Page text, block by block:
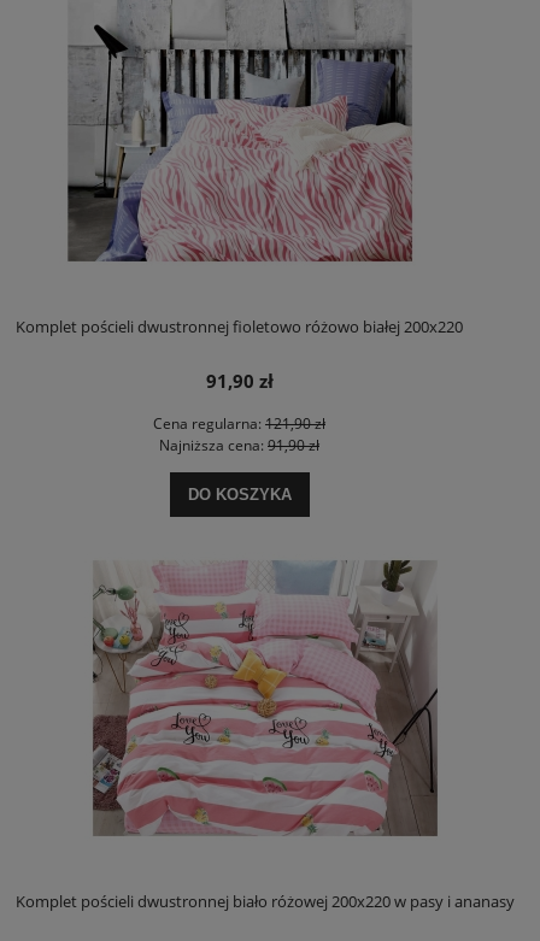
Komplet pościeli dwustronnej fioletowo różowo białej 200x220
91,90 zł
Cena regularna: 121,90 zł
Najniższa cena: 91,90 zł
DO KOSZYKA
Komplet pościeli dwustronnej biało różowej 200x220 w pasy i ananasy